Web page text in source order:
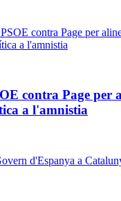
contra Page per
a l'amnistia